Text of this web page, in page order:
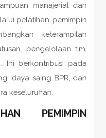
manajerial dan
pelatihan, pemimpin
keterampilan
pengelolaan tim,
Ini berkontribusi pada
daya saing BPR, dan
keseluruhan.
PEMIMPIN